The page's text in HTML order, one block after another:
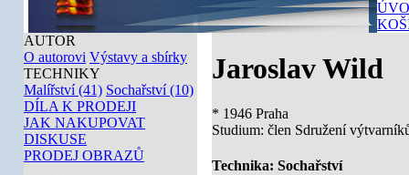
AUTOR
O autorovi Výstavy a sbírky
TECHNIKY
Malířství (41) Sochařství (10)
DÍLA K PRODEJI
JAK NAKUPOVAT
DISKUSE
PRODEJ OBRAZŮ
Jaroslav Wild
* 1946 Praha
Studium: člen Sdružení
Technika: Sochařství